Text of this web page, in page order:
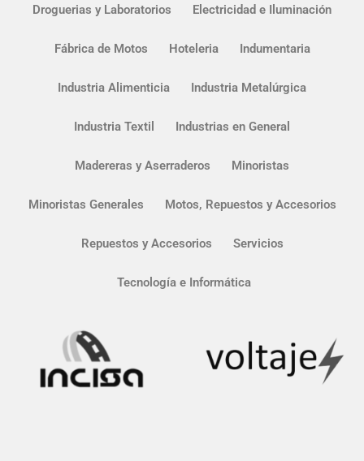
Droguerias y Laboratorios Electricidad e Iluminación
Fábrica de Motos Hoteleria Indumentaria
Industria Alimenticia Industria Metalúrgica
Industria Textil Industrias en General
Madereras y Aserraderos Minoristas
Minoristas Generales Motos, Repuestos y Accesorios
Repuestos y Accesorios Servicios
Tecnología e Informática